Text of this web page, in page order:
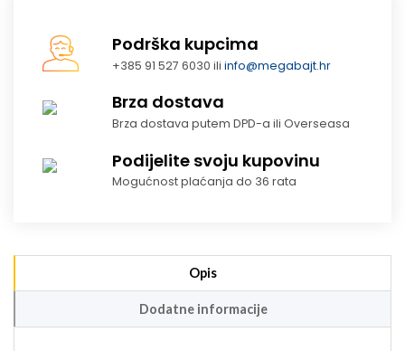
Podrška kupcima
+385 91 527 6030 iliinfo@megabajt.hr
Brza dostava
Brza dostava putem DPD-a ili Overseasa
Podijelite svoju kupovinu
Mogućnost plaćanja do 36 rata
Opis
Dodatne informacije